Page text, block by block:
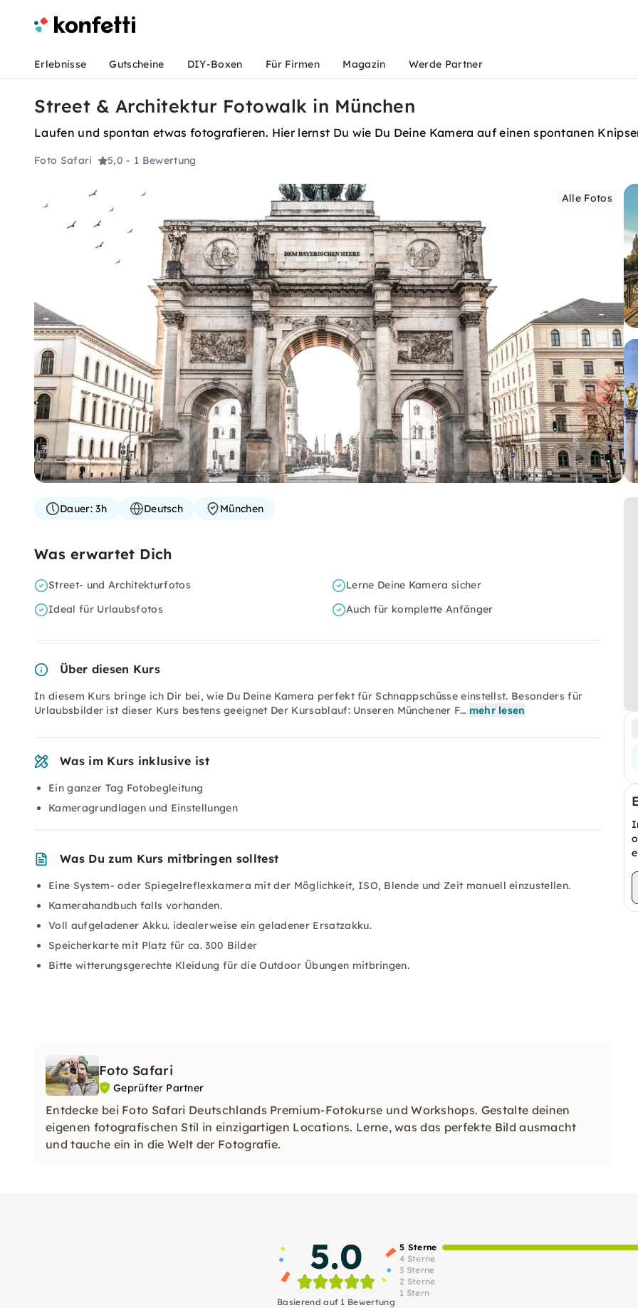
Erlebnisse Gutscheine DIY-Boxen Für Firmen Magazin Werde Partner
Street & Architektur Fotowalk in München
Laufen und spontan etwas fotografieren. Hier lernst Du wie Du Deine Kamera auf einen spontanen
Foto Safari 5,0- 1 Bewertung
Alle Fotos
Dauer:3h Deutsch München
Was erwartet Dich
Street- und Architekturfotos
Lerne Deine Kamera sicher
Ideal für Urlaubsfotos
Auch für komplette Anfänger
Über diesen Kurs
In diesem Kurs bringe ich Dir bei, wie Du Deine Kamera perfekt für Schnappschüsse einstellst. Besonders für
Urlaubsbilder ist dieser Kurs bestens geeignet Der Kursablauf: Unseren Münchener F… mehr lesen
Was im Kurs inklusive ist
Ein ganzer Tag Fotobegleitung
Kameragrundlagen und Einstellungen
Was Du zum Kurs mitbringen solltest
Eine System- oder Spiegelreflexkamera mit der Möglichkeit, ISO, Blende und Zeit manuell einzustellen.
Kamerahandbuch falls vorhanden.
Voll aufgeladener Akku. idealerweise ein geladener Ersatzakku.
Speicherkarte mit Platz für ca. 300 Bilder
Bitte witterungsgerechte Kleidung für die Outdoor Übungen mitbringen.
Foto Safari
Geprüfter Partner
Entdecke bei Foto Safari Deutschlands Premium-Fotokurse und Workshops. Gestalte deinen
eigenen fotografischen Stil in einzigartigen Locations. Lerne, was das perfekte Bild ausmacht
und tauche ein in die Welt der Fotografie.
5.0
Basierend auf 1 Bewertung
5 Sterne
4 Sterne
3 Sterne
2 Sterne
1 Stern